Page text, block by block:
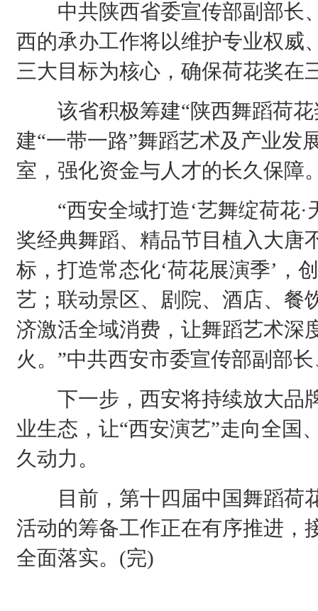
中共陕西省委宣传部副部长
西的承办工作将以维护专业权威
三大目标为核心，确保荷花奖在
该省积极筹建“陕西舞蹈荷花
建“一带一路”舞蹈艺术及产业发
室，强化资金与人才的长久保障
“西安全域打造‘艺舞绽荷花·
奖经典舞蹈、精品节目植入大唐
标，打造常态化‘荷花展演季’，
艺；联动景区、剧院、酒店、餐
济激活全域消费，让舞蹈艺术深
火。”中共西安市委宣传部副部
下一步，西安将持续放大品
业生态，让“西安演艺”走向全国
久动力。
目前，第十四届中国舞蹈荷
活动的筹备工作正在有序推进，
全面落实。(完)